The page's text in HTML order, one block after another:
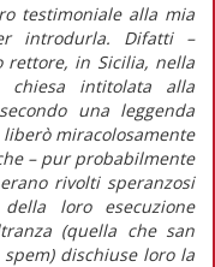
testimoniale alla mia
introdurla. Difatti –
rettore, in Sicilia, nella
intitolata alla
una leggenda
miracolosamente
– pur probabilmente
rivolti speranzosi
loro esecuzione
(quella che san
spem) dischiuse loro la